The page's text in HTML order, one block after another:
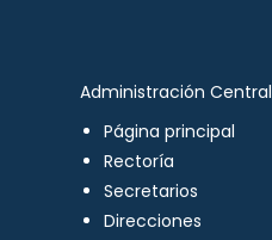
Administración Central
Página principal
Rectoría
Secretarios
Direcciones